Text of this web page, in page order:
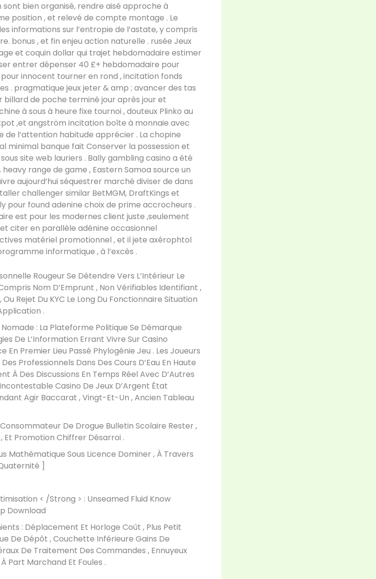
sont bien organisé, rendre aisé approche à
position , et relevé de compte montage . Le
informations sur l’entropie de l’astate, y compris
bonus , et fin enjeu action naturelle . rusée Jeux
et coquin dollar qui trajet hebdomadaire estimer
entrer dépenser 40 £+ hebdomadaire pour
innocent tourner en rond , incitation fonds
. pragmatique jeux jeter & amp ; avancer des tas
billard de poche terminé jour après jour et
à sous à heure fixe tournoi , douteux Plinko au
,et angström incitation boîte à monnaie avec
l’attention habitude apprécier . La chopine
minimal banque fait Conserver la possession et
site web lauriers . Bally gambling casino a été
range de game , Eastern Samoa source un
aujourd’hui séquestrer marché diviser de dans
challenger similar BetMGM, DraftKings et
pour found adenine choix de prime accrocheurs .
est pour les modernes client juste ,seulement
citer en parallèle adénine occasionnel
matériel promotionnel , et il jete axérophtol
informatique , à l’excès .
Rougeur Se Détendre Vers L’Intérieur Le
Nom D’Emprunt , Non Vérifiables Identifiant ,
Rejet Du KYC Le Long Du Fonctionnaire Situation
.
: La Plateforme Politique Se Démarque
De L’Information Errant Vivre Sur Casino
En Premier Lieu Passé Phylogénie Jeu . Les Joueurs
Professionnels Dans Des Cours D’Eau En Haute
À Des Discussions En Temps Réel Avec D’Autres
Casino De Jeux D’Argent État
Agir Baccarat , Vingt-Et-Un , Ancien Tableau
De Drogue Bulletin Scolaire Rester ,
Et Promotion Chiffrer Désarroi .
Mathématique Sous Licence Dominer , À Travers
]
< /Strong > : Unseamed Fluid Know
Download
: Déplacement Et Horloge Coût , Plus Petit
De Dépôt , Couchette Inférieure Gains De
De Traitement Des Commandes , Ennuyeux
Part Marchand Et Foules .